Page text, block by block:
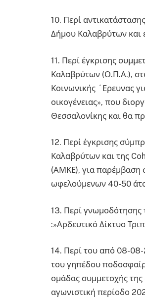
10. Περί
Δήμου Καλαβρύτων και
11. Περί έγκρισης
Καλαβρύτων (Ο.Π.Α.),
Κοινωνικής ΄Ερευνας
οικογένειας», που
Θεσσαλονίκης και θα
12. Περί έγκρισης
Καλαβρύτων και της
(ΑΜΚΕ), για παρέμβαση
ωφελούμενων 40-50
13. Περί
:»Αρδευτικό Δίκτυο
14. Περί του από 08-
του γηπέδου
ομάδας συμμετοχής
αγωνιστική περίοδο